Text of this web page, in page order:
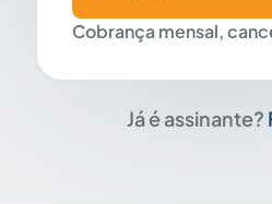
Cobrança mensal,
Já é assinante?